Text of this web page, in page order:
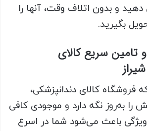
دهید و بدون اتلاف وقت، آنها را
بگیرید.
تامین سریع کالای
کالای دندانپزشکی،
به‌روز نگه دارد و موجودی کافی
باعث می‌شود شما در اسرع